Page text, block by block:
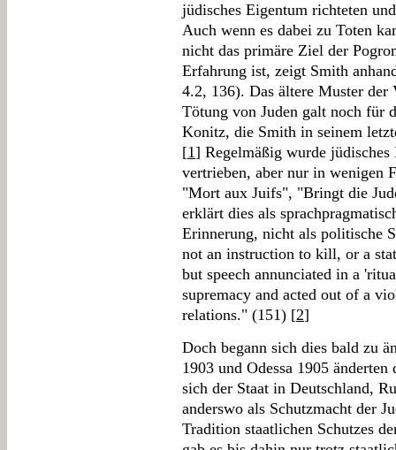
jüdisches Eigentum richteten
Auch wenn es dabei zu Toten
nicht das primäre Ziel der
Erfahrung ist, zeigt Smith
4.2, 136). Das ältere Muster der
Tötung von Juden galt noch für
Konitz, die Smith in seinem
[1] Regelmäßig wurde
vertrieben, aber nur in wenigen
"Mort aux Juifs", "Bringt die
erklärt dies als
Erinnerung, nicht als politische
not an instruction to kill, or a
but speech annunciated in a
supremacy and acted out of a
relations." (151) [2]
Doch begann sich dies bald zu
1903 und Odessa 1905
sich der Staat in Deutschland,
anderswo als Schutzmacht der
Tradition staatlichen Schutzes